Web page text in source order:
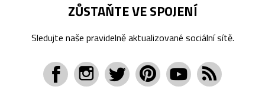
ZŮSTAŇTE VE SPOJENÍ
Sledujte naše pravidelně aktualizované sociální sítě.